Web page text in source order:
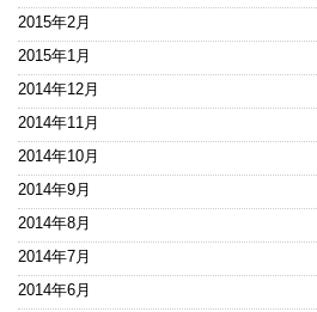
2015年2月
2015年1月
2014年12月
2014年11月
2014年10月
2014年9月
2014年8月
2014年7月
2014年6月